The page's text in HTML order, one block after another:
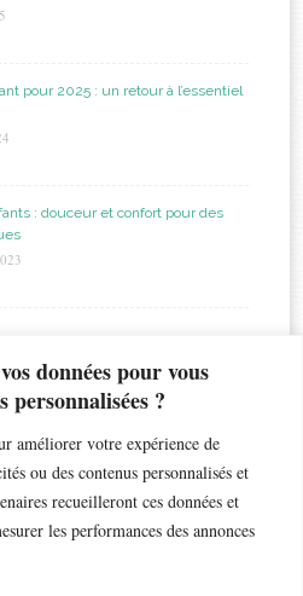
données pour vous
personnalisées ?
améliorer votre expérience de
ou des contenus personnalisés et
recueilleront ces données et
les performances des annonces
pour 2025 : un retour à l’essentiel
: douceur et confort pour des
astuces bapteme beauté
chaleur chambre chocolat
enfant enfants esthétique
grossesse grossesse géméllaire jouet